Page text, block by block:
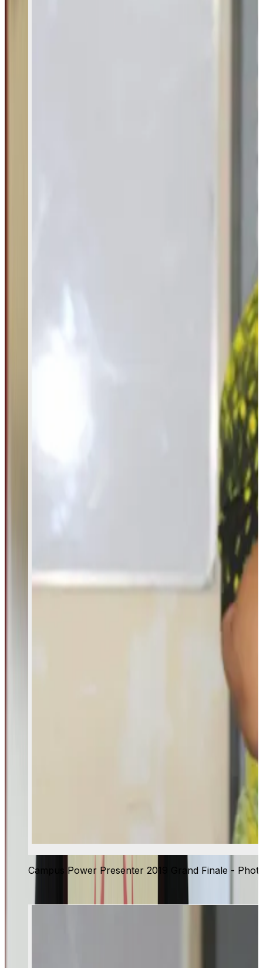
Campus Power Presenter 2019 Grand Finale -